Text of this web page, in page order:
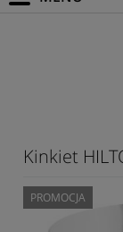
Kinkiet
PROMOCJA